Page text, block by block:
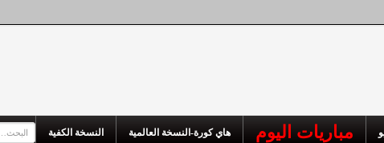
مباريات اليوم هاي كورة-النسخة العالمية النسخة الكفية